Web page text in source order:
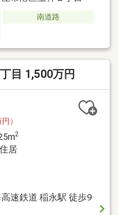
南道路
目 1,500万円
）
2
居
速鉄道 稲永駅 徒歩9